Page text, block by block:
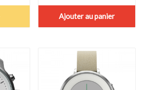
Ajouter au panier